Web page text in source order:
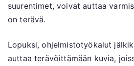
suurentimet, voivat auttaa
on terävä.
Lopuksi, ohjelmistotyökalut
auttaa terävöittämään kuvia,